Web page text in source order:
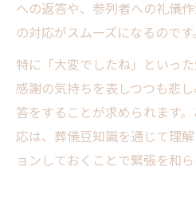
への返答や、参列者への礼儀
の対応がスムーズになるのです。
特に「大変でしたね」といっ
感謝の気持ちを表しつつも悲
答をすることが求められます
応は、葬儀豆知識を通じて理
ョンしておくことで緊張を和ら